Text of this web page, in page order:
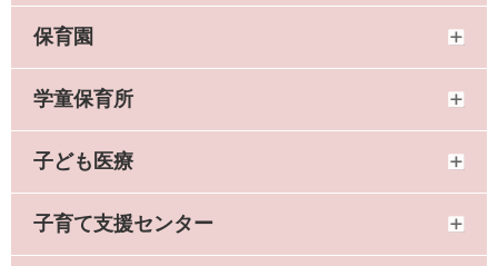
保育園
学童保育所
子ども医療
子育て支援センター